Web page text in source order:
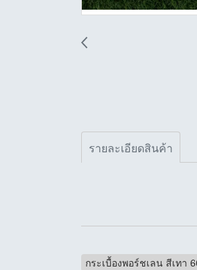
รายละเอียดสินค้า
กระเบื้องพอร์ชเลน สีเทา